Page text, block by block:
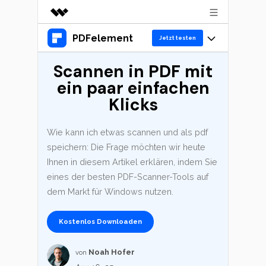
Top-Produkte
KI-gestützte digitale Kreativität
Dienstprogramme
Business
Überblick
Presseraum
Shop
Support
PDFelement Jetzt testen
Produkte
Desktop
PDFelement für Windows
PDFelement für Mac
Mobile App
PDFelement für iPhone/iPad
PDFelement für Android
Lösungen
PDF lesen
PDF erstellen
PDF kombinieren
Ressourcen
Heiße Themen
Top PDF-Software
Mac-Software
OCR PDF Tipps
Business
KMU von 1-10p
10p+ Unternehmen
Jetzt kaufen
Scannen in PDF mit
ein paar einfachen
Klicks
Wie kann ich etwas scannen und als pdf
speichern: Die Frage möchten wir heute
Ihnen in diesem Artikel erklären, indem Sie
eines der besten PDF-Scanner-Tools auf
dem Markt für Windows nutzen.
Kostenlos Downloaden
von Noah Hofer